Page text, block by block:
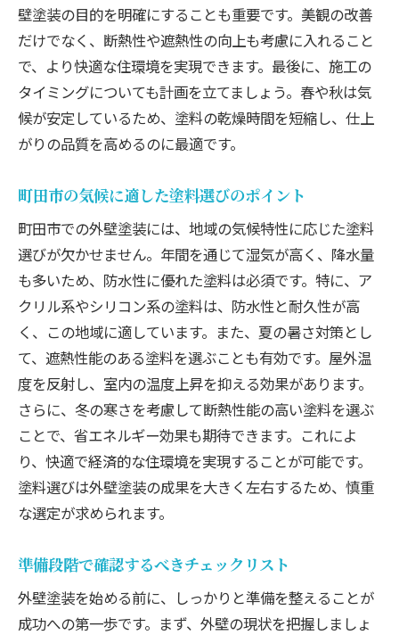
町田市に最適な外壁塗装のトレンドと色選び
最新の塗装トレンドを町田市で取り入れる
方法
町田市の風景に合わせた色選びのポイント
個性を演出するためのカラーコーディネー
ト
季節ごとに変わる色の見え方に注意
カラーテストを行うべき理由とその方法
外壁塗装で叶える町田市の家の耐久性向上
耐久性を高めるための塗料選定のポイント
外壁の劣化を早期発見する方法
強い耐久性を持つ外壁材の選び方
外壁塗装で断熱効果を高める方法
湿気やカビを防ぐための塗装工法
長期間の耐久性を保証するための施工方法
成功する外壁塗装の秘訣町田市編
町田市の特性を考慮した外壁塗装の計画作
実績豊富な塗装業者を選ぶための比較ポイ
ント
見積もりの取り方と費用の交渉術
壁塗装の目的を明確にすることも重要です。美観の改善
だけでなく、断熱性や遮熱性の向上も考慮に入れること
で、より快適な住環境を実現できます。最後に、施工の
タイミングについても計画を立てましょう。春や秋は気
候が安定しているため、塗料の乾燥時間を短縮し、仕上
がりの品質を高めるのに最適です。
町田市の気候に適した塗料選びのポイント
町田市での外壁塗装には、地域の気候特性に応じた塗料
選びが欠かせません。年間を通じて湿気が高く、降水量
も多いため、防水性に優れた塗料は必須です。特に、ア
クリル系やシリコン系の塗料は、防水性と耐久性が高
く、この地域に適しています。また、夏の暑さ対策とし
て、遮熱性能のある塗料を選ぶことも有効です。屋外温
度を反射し、室内の温度上昇を抑える効果があります。
さらに、冬の寒さを考慮して断熱性能の高い塗料を選ぶ
ことで、省エネルギー効果も期待できます。これによ
り、快適で経済的な住環境を実現することが可能です。
塗料選びは外壁塗装の成果を大きく左右するため、慎重
な選定が求められます。
準備段階で確認するべきチェックリスト
外壁塗装を始める前に、しっかりと準備を整えることが
成功への第一歩です。まず、外壁の現状を把握しましょ